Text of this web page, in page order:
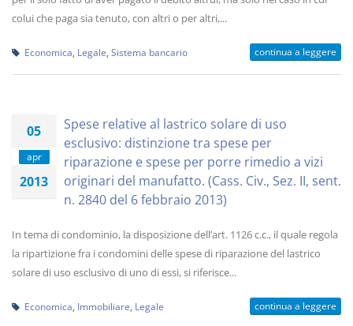
colui che paga sia tenuto, con altri o per altri,...
Economica Legale Sistema bancario continua a leggere
05
apr
2013
Spese relative al lastrico solare di uso
esclusivo: distinzione tra spese per
riparazione e spese per porre rimedio a vizi
originari del manufatto. (Cass. Civ., Sez. II, sent.
n. 2840 del 6 febbraio 2013)
In tema di condominio, la disposizione dell’art. 1126 c.c., il quale regola
la ripartizione fra i condomini delle spese di riparazione del lastrico
solare di uso esclusivo di uno di essi, si riferisce...
Economica Immobiliare Legale continua a leggere